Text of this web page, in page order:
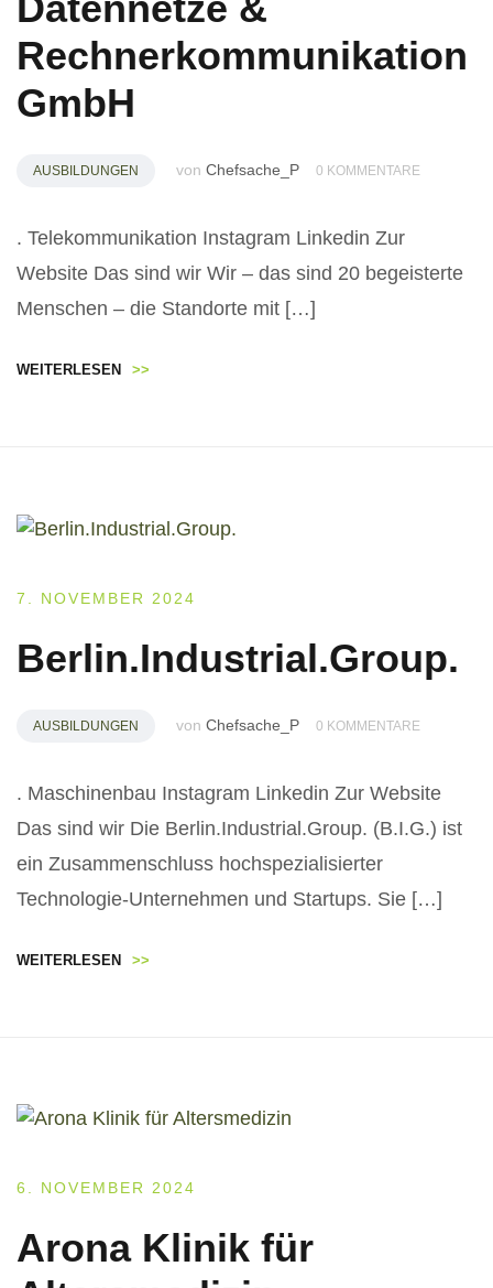
Rechnerkommunikation
GmbH
AUSBILDUNGEN von Chefsache_P 0 KOMMENTARE
. Telekommunikation Instagram Linkedin Zur
Website Das sind wir Wir – das sind 20 begeisterte
Menschen – die Standorte mit […]
WEITERLESEN >>
7. NOVEMBER 2024
Berlin.Industrial.Group.
AUSBILDUNGEN von Chefsache_P 0 KOMMENTARE
. Maschinenbau Instagram Linkedin Zur Website
Das sind wir Die Berlin.Industrial.Group. (B.I.G.) ist
ein Zusammenschluss hochspezialisierter
Technologie-Unternehmen und Startups. Sie […]
WEITERLESEN >>
6. NOVEMBER 2024
Arona Klinik für